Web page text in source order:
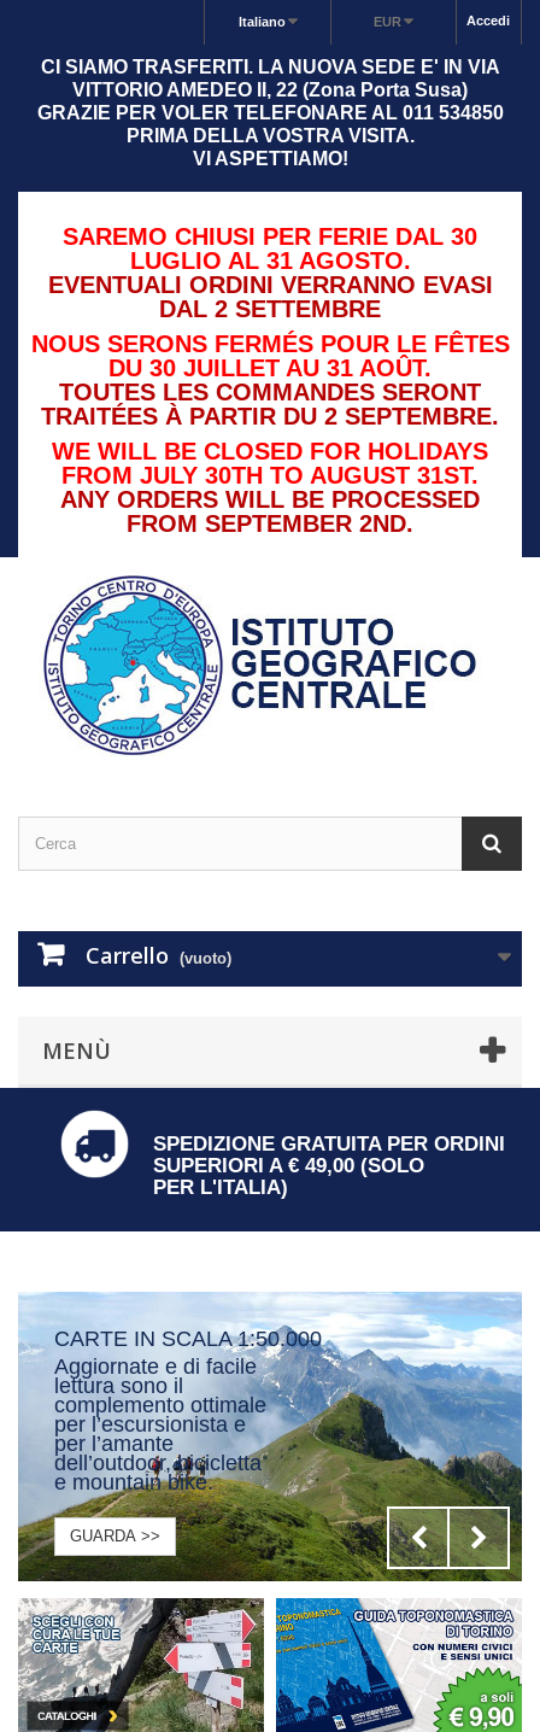
Accedi
EUR
Italiano
CI SIAMO TRASFERITI. LA NUOVA SEDE E' IN VIA
VITTORIO AMEDEO II, 22 (Zona Porta Susa)
GRAZIE PER VOLER TELEFONARE AL 011 534850
PRIMA DELLA VOSTRA VISITA.
VI ASPETTIAMO!
SAREMO CHIUSI PER FERIE DAL 30
LUGLIO AL 31 AGOSTO.
EVENTUALI ORDINI VERRANNO EVASI
DAL 2 SETTEMBRE
NOUS SERONS FERMÉS POUR LE FÊTES
DU 30 JUILLET AU 31 AOÛT.
TOUTES LES COMMANDES SERONT
TRAITÉES À PARTIR DU 2 SEPTEMBRE.
WE WILL BE CLOSED FOR HOLIDAYS
FROM JULY 30TH TO AUGUST 31ST.
ANY ORDERS WILL BE PROCESSED
FROM SEPTEMBER 2ND.
Carrello (vuoto)
MENÙ
SPEDIZIONE GRATUITA PER ORDINI
SUPERIORI A € 49,00 (SOLO
PER L'ITALIA)
CARTE IN SCALA 1:25.000
Sono uno strumento
più tecnico e
dettagliato ed in più
offrono i tracciati dei
più noti itinerari di sci
alpinismo.
GUARDA >>